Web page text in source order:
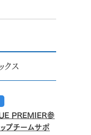
クス
PREMIER参
ップチームサポ